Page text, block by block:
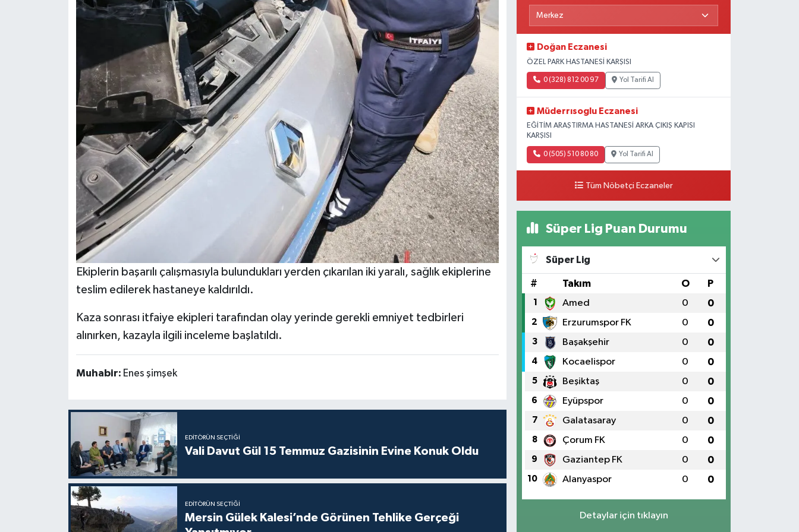
Ekiplerin başarılı çalışmasıyla bulundukları yerden çıkarılan iki yaralı, sağlık ekiplerine
teslim edilerek hastaneye kaldırıldı.
Kaza sonrası itfaiye ekipleri tarafından olay yerinde gerekli emniyet tedbirleri
alınırken, kazayla ilgili inceleme başlatıldı.
Muhabir: Enes şimşek
EDITÖRÜN SEÇTIĞI
Vali Davut Gül 15 Temmuz Gazisinin Evine Konuk Oldu
EDITÖRÜN SEÇTIĞI
Mersin Gülek Kalesi’nde Görünen Tehlike Gerçeği
Doğan Eczanesi
ÖZEL PARK HASTANESİ KARŞISI
0 (328) 812 00 97 Yol Tarifi Al
Müderrısoglu Eczanesi
EĞİTİM ARAŞTIRMA HASTANESİ ARKA ÇIKIŞ KAPISI
KARŞISI
0 (505) 510 80 80 Yol Tarifi Al
Tüm Nöbetçi Eczaneler
Süper Lig Puan Durumu
Süper Lig
# Takım O P
1 Amed 0 0
2 Erzurumspor FK 0 0
3 Başakşehir 0 0
4 Kocaelispor 0 0
5 Beşiktaş 0 0
6 Eyüpspor 0 0
7 Galatasaray 0 0
8 Çorum FK 0 0
9 Gaziantep FK 0 0
10 Alanyaspor 0 0
Detaylar için tıklayın